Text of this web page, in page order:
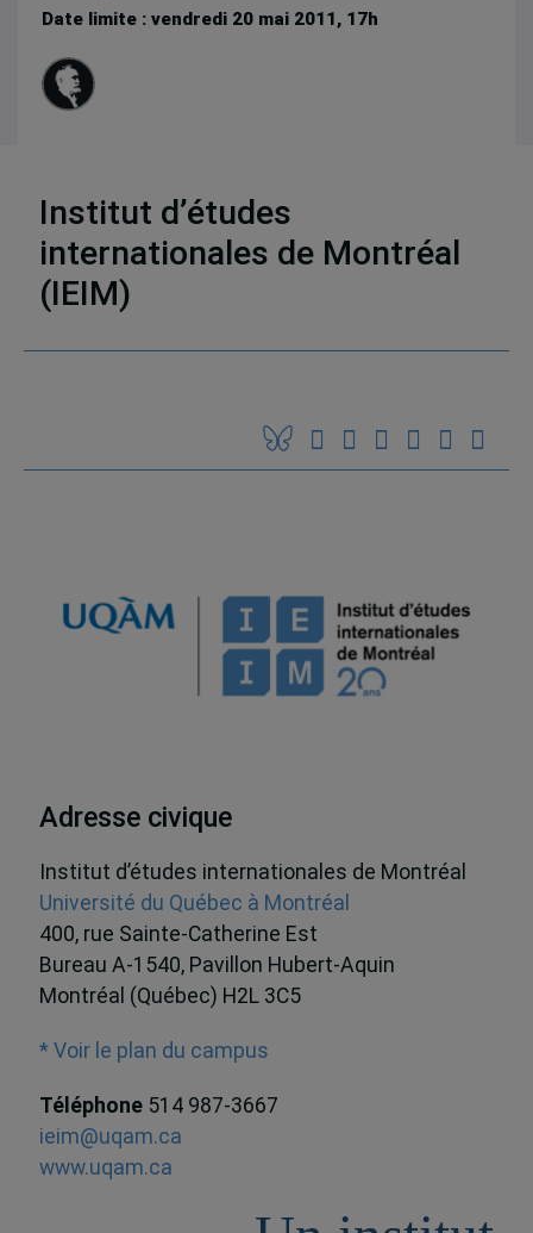
Date limite : vendredi 20 mai 2011, 17h
22 résultats
Institut d’études
internationales de Montréal
(IEIM)
Adresse civique
Institut d’études internationales de Montréal
Université du Québec à Montréal
400, rue Sainte-Catherine Est
Bureau A-1540, Pavillon Hubert-Aquin
Montréal (Québec) H2L 3C5
* Voir le plan du campus
Téléphone 514 987-3667
ieim@uqam.ca
www.uqam.ca